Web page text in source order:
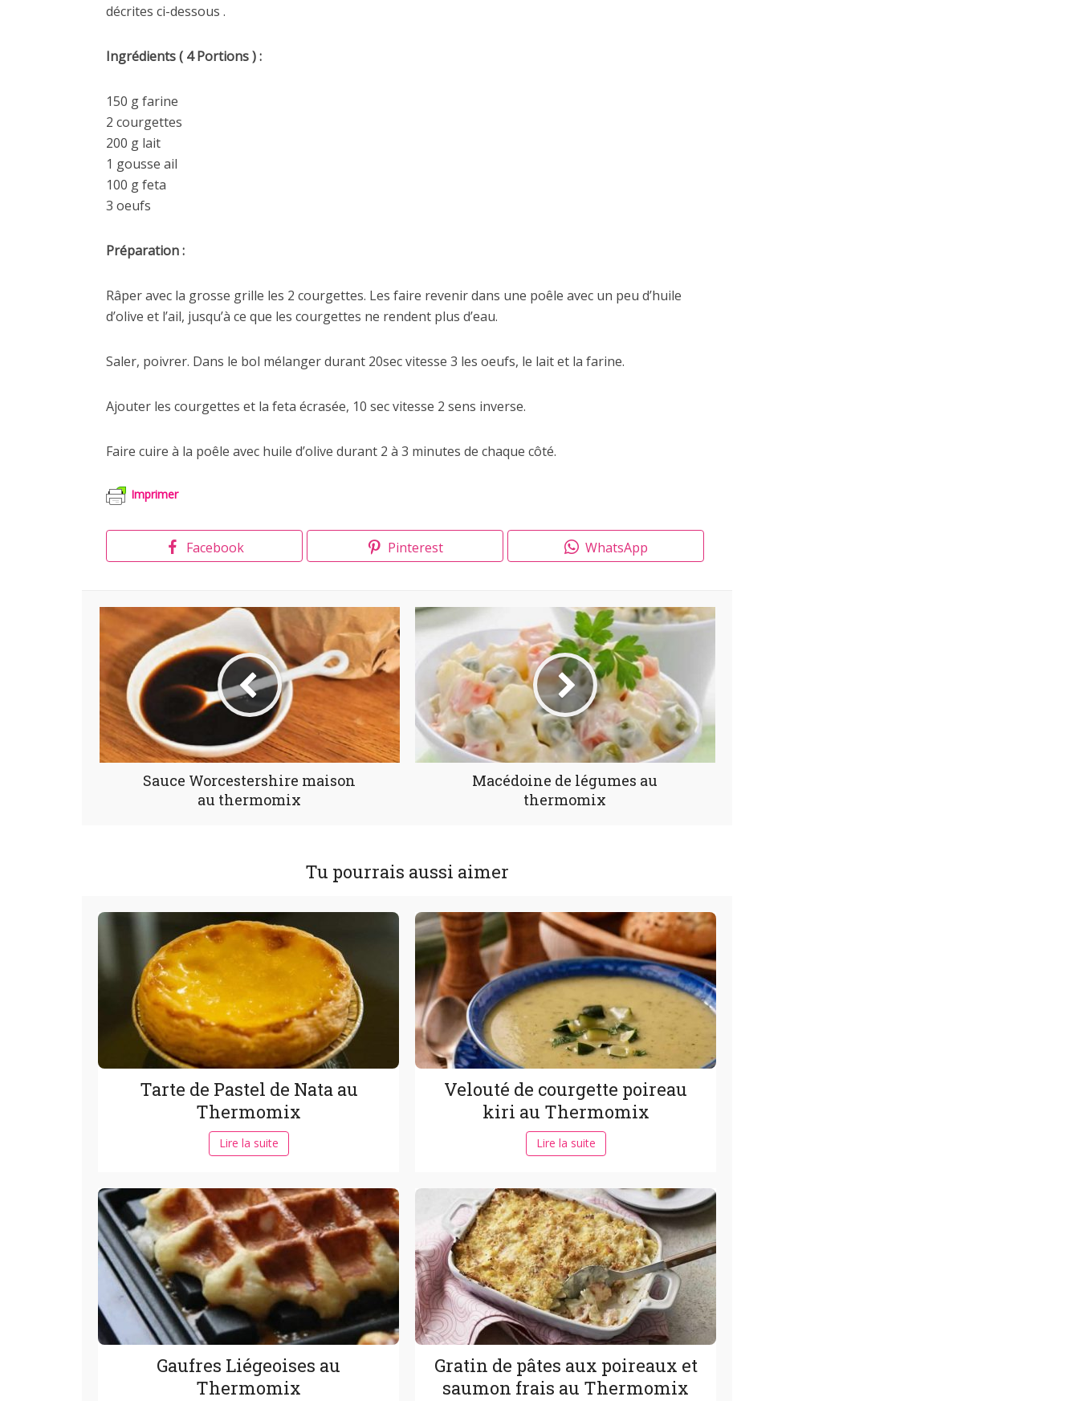
décrites ci-dessous .
Ingrédients ( 4 Portions ) :
150 g farine
2 courgettes
200 g lait
1 gousse ail
100 g feta
3 oeufs
Préparation :
Râper avec la grosse grille les 2 courgettes. Les faire revenir dans une poêle avec un peu d’huile
d’olive et l’ail, jusqu’à ce que les courgettes ne rendent plus d’eau.
Saler, poivrer. Dans le bol mélanger durant 20sec vitesse 3 les oeufs, le lait et la farine.
Ajouter les courgettes et la feta écrasée, 10 sec vitesse 2 sens inverse.
Faire cuire à la poêle avec huile d’olive durant 2 à 3 minutes de chaque côté.
Imprimer
Facebook Pinterest WhatsApp
Sauce Worcestershire maison
au thermomix
Macédoine de légumes au
thermomix
Tu pourrais aussi aimer
Tarte de Pastel de Nata au
Thermomix
Lire la suite
Velouté de courgette poireau
kiri au Thermomix
Lire la suite
Gaufres Liégeoises au
Thermomix
Gratin de pâtes aux poireaux et
saumon frais au Thermomix